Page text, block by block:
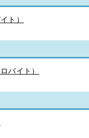
ト）
バイト）